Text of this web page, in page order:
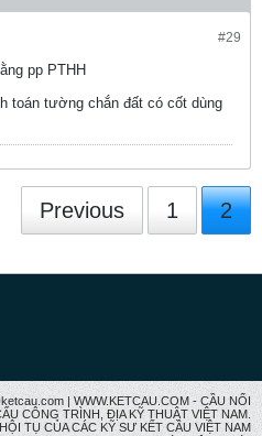
#29
pp PTHH
toán tường chắn đất có cốt dùng
Previous 1 2
| WWW.KETCAU.COM - CẦU NỐI
CÔNG TRÌNH, ĐỊA KỸ THUẬT VIỆT NAM.
TỤ CỦA CÁC KỸ SƯ KẾT CÂU VIỆT NAM